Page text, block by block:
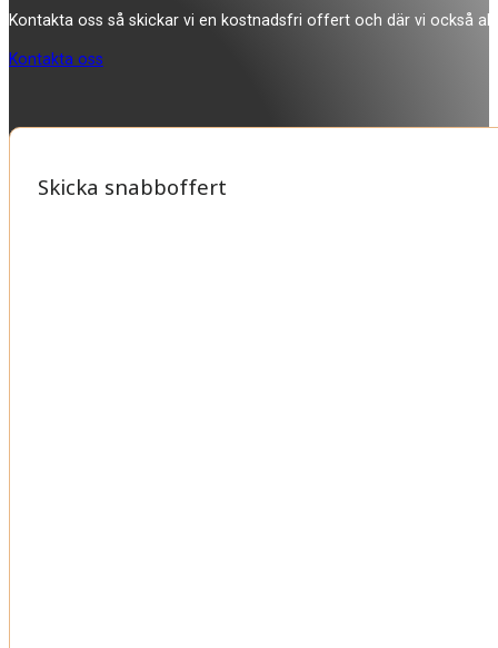
Kontakta oss så skickar vi en kostnadsfri offert och där vi också
Kontakta oss
Skicka snabboffert